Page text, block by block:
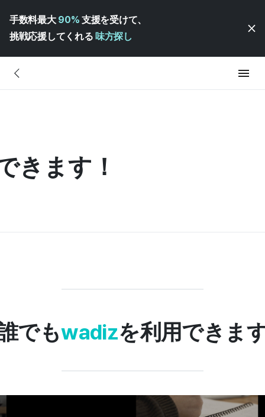
手数料最大 90% 支援を受けて、
挑戦応援してくれる 味方探し
きます！
でもwadizを利用できま